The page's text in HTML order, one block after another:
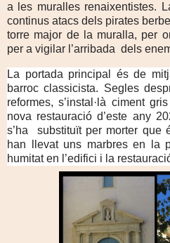
a les muralles renaixentistes.
continus atacs dels pirates
torre major de la muralla, per
per a vigilar l’arribada dels
La portada principal és de
barroc classicista. Segles
reformes, s’instal·là ciment
nova restauració d’este any
s’ha
substituït per morter que
han llevat uns marbres en la
humitat en l’edifici i la